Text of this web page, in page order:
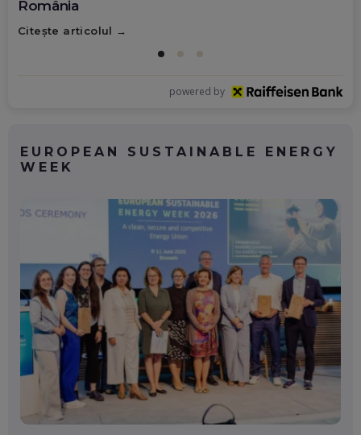
România
Citește articolul
powered by
EUROPEAN SUSTAINABLE ENERGY
WEEK